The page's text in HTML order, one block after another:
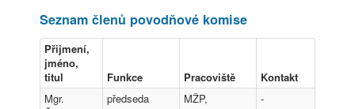
Seznam členů povodňové komise
Přijmení,
jméno,
titul
Funkce Pracoviště
Kontakt
Mgr.
předseda
MŽP,
-